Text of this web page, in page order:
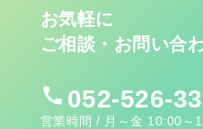
お気軽に
ご相談・お問い合
call 052-526-
営業時間 / 月～金 10:00～